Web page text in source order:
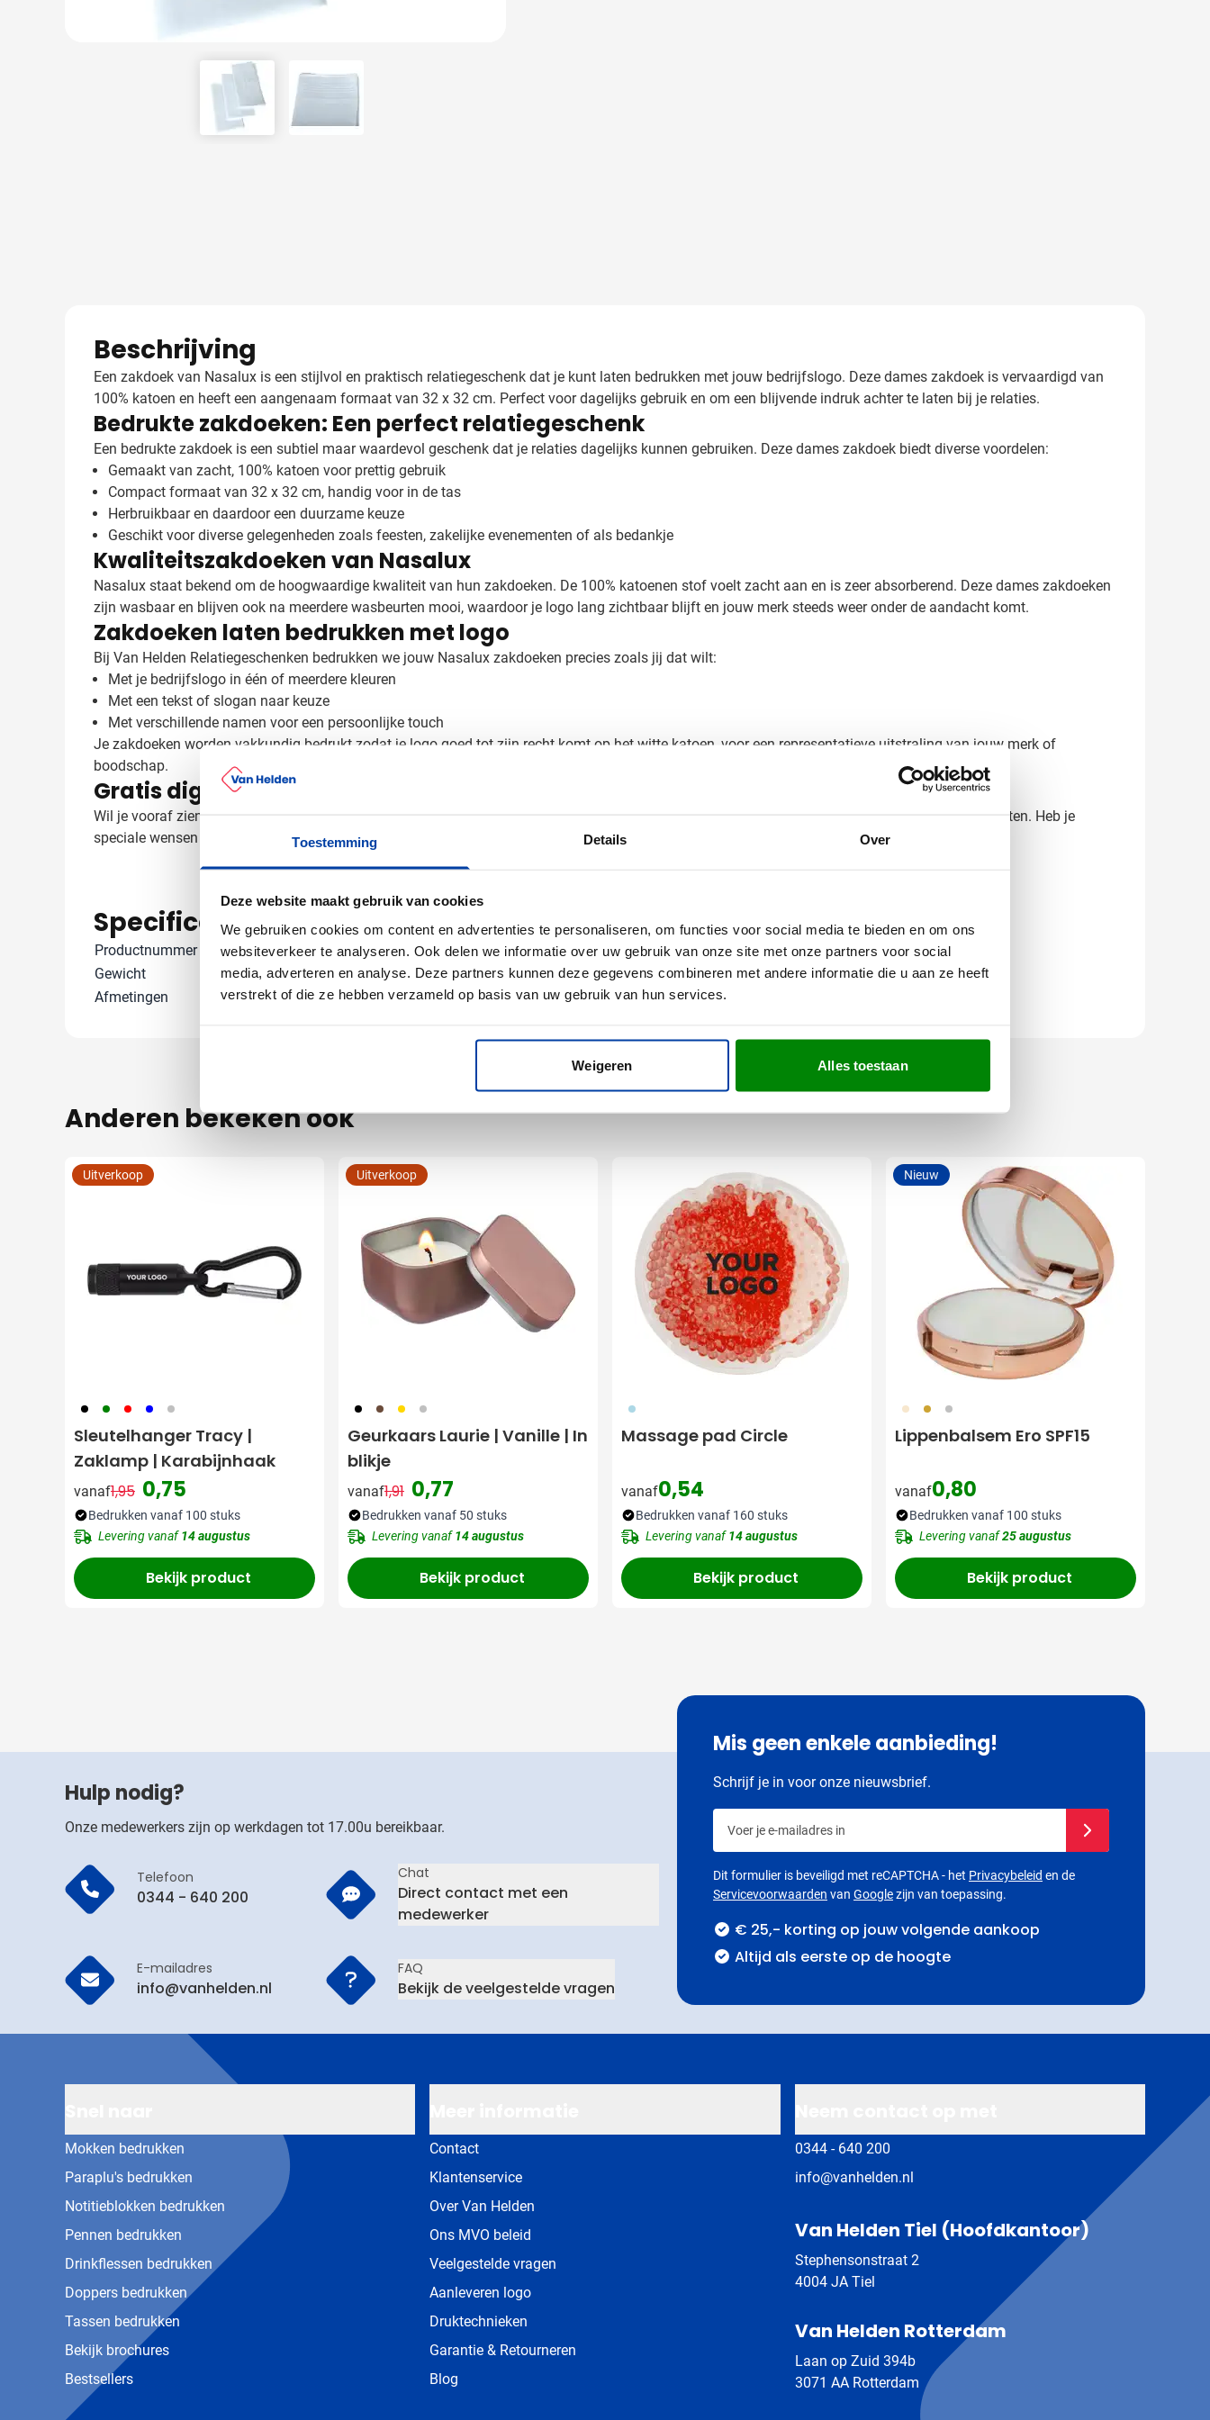
Toestemming Details Over
Deze website maakt gebruik van cookies
We gebruiken cookies om content en advertenties te personaliseren, om functies voor social media te bieden en om ons
websiteverkeer te analyseren. Ook delen we informatie over uw gebruik van onze site met onze partners voor social
media, adverteren en analyse. Deze partners kunnen deze gegevens combineren met andere informatie die u aan ze heeft
verstrekt of die ze hebben verzameld op basis van uw gebruik van hun services.
Weigeren Alles toestaan
View larger imageView larger image
Beschrijving
Een zakdoek van Nasalux is een stijlvol en praktisch relatiegeschenk dat je kunt laten bedrukken met jouw bedrijfslogo. Deze dames zakdoek is vervaardigd van
100% katoen en heeft een aangenaam formaat van 32 x 32 cm. Perfect voor dagelijks gebruik en om een blijvende indruk achter te laten bij je relaties.
Bedrukte zakdoeken: Een perfect relatiegeschenk
Een bedrukte zakdoek is een subtiel maar waardevol geschenk dat je relaties dagelijks kunnen gebruiken. Deze dames zakdoek biedt diverse voordelen:
Gemaakt van zacht, 100% katoen voor prettig gebruik
Compact formaat van 32 x 32 cm, handig voor in de tas
Herbruikbaar en daardoor een duurzame keuze
Geschikt voor diverse gelegenheden zoals feesten, zakelijke evenementen of als bedankje
Kwaliteitszakdoeken van Nasalux
Nasalux staat bekend om de hoogwaardige kwaliteit van hun zakdoeken. De 100% katoenen stof voelt zacht aan en is zeer absorberend. Deze dames zakdoeken
zijn wasbaar en blijven ook na meerdere wasbeurten mooi, waardoor je logo lang zichtbaar blijft en jouw merk steeds weer onder de aandacht komt.
Zakdoeken laten bedrukken met logo
Bij Van Helden Relatiegeschenken bedrukken we jouw Nasalux zakdoeken precies zoals jij dat wilt:
Met je bedrijfslogo in één of meerdere kleuren
Met een tekst of slogan naar keuze
Met verschillende namen voor een persoonlijke touch
Je zakdoeken worden vakkundig bedrukt zodat je logo goed tot zijn recht komt op het witte katoen, voor een representatieve uitstraling van jouw merk of
boodschap.
Gratis digitaal voorbeeld van je bedrukte zakdoek
Wil je vooraf zien hoe jouw logo eruit ziet op deze Nasalux zakdoek? Vraag een gratis digitaal voorbeeld aan en weet precies wat je kunt verwachten. Heb je
speciale wensen of vragen over grotere aantallen? Neem contact met ons op - we helpen je graag verder met een persoonlijk advies.
Specificaties
Productnummer
24115
Gewicht
10 gram
Afmetingen
32 cm x 32 cm (l x b)
Anderen bekeken ook
001 004 008 948 032
Sleutelhanger Tracy |
Zaklamp | Karabijnhaak
vanaf
Normale prijs
1,95 0,75
Uitverkoop
Bedrukken vanaf 100 stuks
Levering vanaf14 augustus
Bekijk product
001 871 031 032
Geurkaars Laurie | Vanille | In
blikje
vanaf
Normale prijs
1,91 0,77
Uitverkoop
Bedrukken vanaf 50 stuks
Levering vanaf14 augustus
Bekijk product
018
Massage pad Circle
vanaf0,54
Bedrukken vanaf 160 stuks
Levering vanaf14 augustus
Bekijk product
035 031 032
Lippenbalsem Ero SPF15
vanaf0,80
Nieuw
Bedrukken vanaf 100 stuks
Levering vanaf25 augustus
Bekijk product
Hulp nodig?
Onze medewerkers zijn op werkdagen tot 17.00u bereikbaar.
Telefoon
0344 - 640 200
Chat
Direct contact met een
medewerker
E-mailadres
info@vanhelden.nl
FAQ
Bekijk de veelgestelde vragen
Mis geen enkele aanbieding!
Schrijf je in voor onze nieuwsbrief.
Dit formulier is beveiligd met reCAPTCHA - het Privacybeleid en de
Servicevoorwaarden van Googlezijn van toepassing.
€ 25,- korting op jouw volgende aankoop
Altijd als eerste op de hoogte
Mokken bedrukken
Paraplu's bedrukken
Notitieblokken bedrukken
Pennen bedrukken
Drinkflessen bedrukken
Doppers bedrukken
Tassen bedrukken
Bekijk brochures
Bestsellers
Contact
Klantenservice
Over Van Helden
Ons MVO beleid
Veelgestelde vragen
Aanleveren logo
Druktechnieken
Garantie & Retourneren
Blog
0344 - 640 200
info@vanhelden.nl
Van Helden Tiel (Hoofdkantoor)
Stephensonstraat 2
4004 JA Tiel
Van Helden Rotterdam
Laan op Zuid 394b
3071 AA Rotterdam